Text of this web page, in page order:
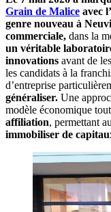
Grain de Malice avec
genre nouveau à
commerciale, dans la
un véritable
innovations avant de
les candidats à la
d’entreprise
généraliser. Une
modèle économique
affiliation, permettant
immobiliser de